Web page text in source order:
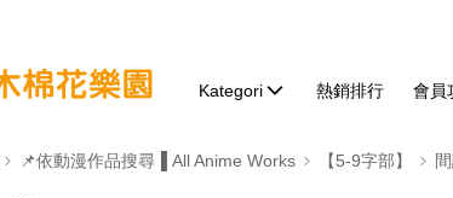
Kategori 熱銷排行 會員
📌依動漫作品搜尋▐ All Anime Works 【5-9字部】